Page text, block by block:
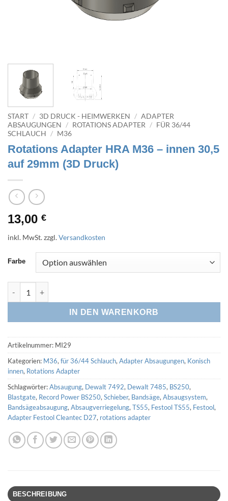
START / 3D DRUCK - HEIMWERKEN / ADAPTER
ABSAUGUNGEN
/ ROTATIONS ADAPTER / FÜR 36/44
SCHLAUCH
/ M36
Rotations Adapter HRA M36 – innen 30,5
auf 29mm (3D Druck)
13,00 €
inkl. MwSt.zzgl.Versandkosten
Farbe
IN DEN WARENKORB
Artikelnummer: MI29
Kategorien: M36,für 36/44 Schlauch,Adapter Absaugungen, Konisch
innen, Rotations Adapter
Schlagwörter:Absaugung, Dewalt 7492, Dewalt 7485, BS250,
Blastgate, Record Power BS250,Schieber, Bandsäge,Absaugsystem,
Bandsägeabsaugung,Absaugverriegelung,TS55, Festool TS55, Festool,
Adapter Festool Cleantec D27, rotations adapter
BESCHREIBUNG